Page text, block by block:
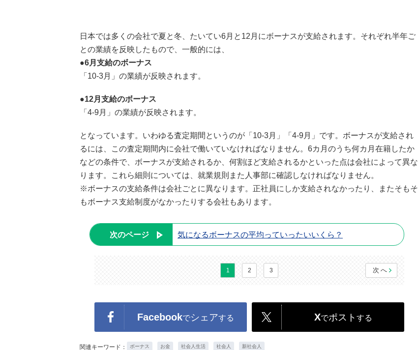
日本では多くの会社で夏と冬、たいてい6月と12月にボーナスが支給されます。それぞれ半年ご
との業績を反映したもので、一般的には、
●6月支給のボーナス
「10-3月」の業績が反映されます。
●12月支給のボーナス
「4-9月」の業績が反映されます。
となっています。いわゆる査定期間というのが「10-3月」「4-9月」です。ボーナスが支給され
るには、この査定期間内に会社で働いていなければなりません。6カ月のうち何カ月在籍したか
などの条件で、ボーナスが支給されるか、何割ほど支給されるかといった点は会社によって異な
ります。これら細則については、就業規則また人事部に確認しなければなりません。
※ボーナスの支給条件は会社ごとに異なります。正社員にしか支給されなかったり、またそもそ
もボーナス支給制度がなかったりする会社もあります。
次のページ 気になるボーナスの平均っていったいいくら？
1 2 3 次へ
Facebookでシェアする Xでポスト する
関連キーワード： ボーナス お金 社会人生活 社会人 新社会人